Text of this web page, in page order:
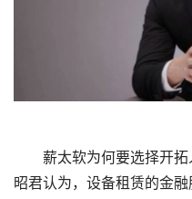
薪太软为何要选择开拓
昭君认为，设备租赁的金